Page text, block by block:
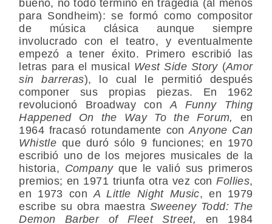
bueno, no todo terminó en tragedia (al menos
para Sondheim): se formó como compositor
de música clásica aunque siempre
involucrado con el teatro, y eventualmente
empezó a tener éxito. Primero escribió las
letras para el musical West Side Story(Amor
sin barreras), lo cual le permitió después
componer sus propias piezas. En 1962
revolucionó Broadway conA Funny Thing
Happened On the Way To the Forum, en
1964 fracasó rotundamente conAnyone Can
Whistle que duró sólo 9 funciones; en 1970
escribió uno de los mejores musicales de la
historia, Company que le valió sus primeros
premios; en 1971 triunfa otra vez conFollies,
en 1973 con A Little Night Music, en 1979
escribe su obra maestra Sweeney Todd: The
Demon Barber of Fleet Street, en 1984